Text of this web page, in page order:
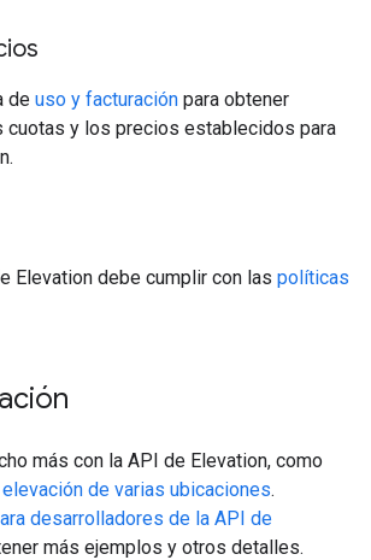
de uso y facturación para obtener
cuotas y los precios establecidos para
Elevation debe cumplir con las políticas
más con la API de Elevation, como
de varias ubicaciones.
desarrolladores de la API de
más ejemplos y otros detalles.